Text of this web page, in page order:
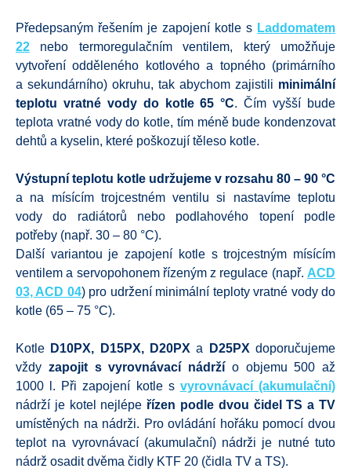
Předepsaným řešením je zapojení kotle s Laddomatem
22 nebo termoregulačním ventilem, který umožňuje
vytvoření odděleného kotlového a topného (primárního
a sekundárního) okruhu, tak abychom zajistili minimální
teplotu vratné vody do kotle 65 °C. Čím vyšší bude
teplota vratné vody do kotle, tím méně bude kondenzovat
dehtů a kyselin, které poškozují těleso kotle.
Výstupní teplotu kotle udržujeme v rozsahu 80 – 90 °C
a na mísícím trojcestném ventilu si nastavíme teplotu
vody do radiátorů nebo podlahového topení podle
potřeby (např. 30 – 80 °C).
Další variantou je zapojení kotle s trojcestným mísícím
ventilem a servopohonem řízeným z regulace (např. ACD
03, ACD 04) pro udržení minimální teploty vratné vody do
kotle (65 – 75 °C).
Kotle D10PX, D15PX, D20PXa D25PXdoporučujeme
vždy zapojit s vyrovnávací nádrží o objemu 500 až
1000 l. Při zapojení kotle s vyrovnávací (akumulační)
nádrží je kotel nejlépe řízen podle dvou čidel TS a TV
umístěných na nádrži. Pro ovládání hořáku pomocí dvou
teplot na vyrovnávací (akumulační) nádrži je nutné tuto
nádrž osadit dvěma čidly KTF 20 (čidla TV a TS).